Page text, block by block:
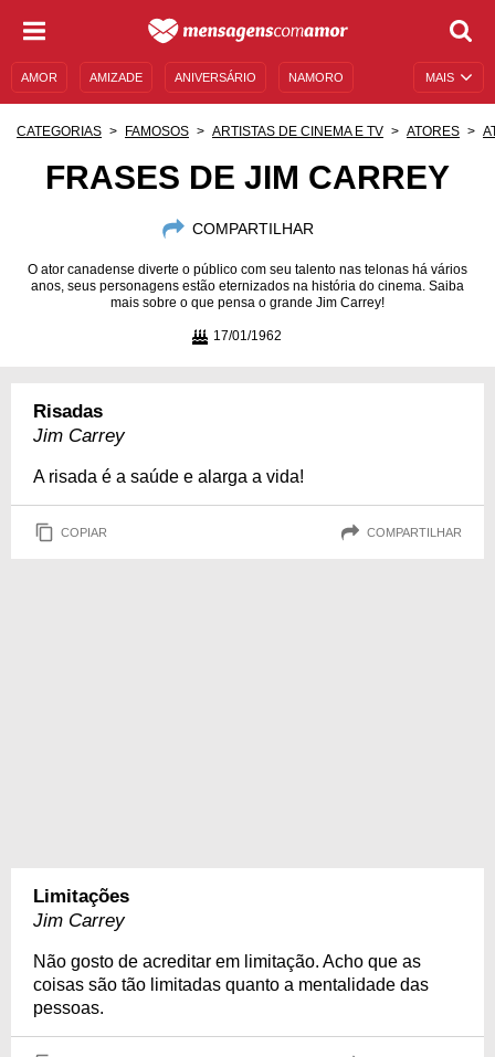
MAIS
AMOR AMIZADE ANIVERSÁRIO NAMORO
CATEGORIAS FAMOSOS ARTISTAS DE CINEMA E TV ATORES
FRASES DE JIM CARREY
COMPARTILHAR
O ator canadense diverte o público com seu talento nas telonas há vários
anos, seus personagens estão eternizados na história do cinema. Saiba
mais sobre o que pensa o grande Jim Carrey!
17/01/1962
Risadas
Jim Carrey
A risada é a saúde e alarga a vida!
COPIAR COMPARTILHAR
Limitações
Jim Carrey
Não gosto de acreditar em limitação. Acho que as
coisas são tão limitadas quanto a mentalidade das
pessoas.